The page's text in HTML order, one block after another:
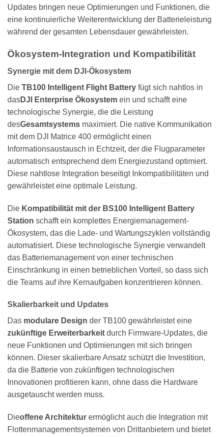
Updates bringen neue Optimierungen und Funktionen, die
eine kontinuierliche Weiterentwicklung der Batterieleistung
während der gesamten Lebensdauer gewährleisten.
Ökosystem-Integration und Kompatibilität
Synergie mit dem DJI-Ökosystem
Die TB100 Intelligent Flight Battery fügt sich nahtlos in
dasDJI Enterprise Ökosystem ein und schafft eine
technologische Synergie, die die Leistung
desGesamtsystems maximiert. Die native Kommunikation
mit dem DJI Matrice 400 ermöglicht einen
Informationsaustausch in Echtzeit, der die Flugparameter
automatisch entsprechend dem Energiezustand optimiert.
Diese nahtlose Integration beseitigt Inkompatibilitäten und
gewährleistet eine optimale Leistung.
Die Kompatibilität mit der BS100 Intelligent Battery
Station schafft ein komplettes Energiemanagement-
Ökosystem, das die Lade- und Wartungszyklen vollständig
automatisiert. Diese technologische Synergie verwandelt
das Batteriemanagement von einer technischen
Einschränkung in einen betrieblichen Vorteil, so dass sich
die Teams auf ihre Kernaufgaben konzentrieren können.
Skalierbarkeit und Updates
Das modulare Design der TB100 gewährleistet eine
zukünftige Erweiterbarkeit durch Firmware-Updates, die
neue Funktionen und Optimierungen mit sich bringen
können. Dieser skalierbare Ansatz schützt die Investition,
da die Batterie von zukünftigen technologischen
Innovationen profitieren kann, ohne dass die Hardware
ausgetauscht werden muss.
Dieoffene Architektur ermöglicht auch die Integration mit
Flottenmanagementsystemen von Drittanbietern und bietet